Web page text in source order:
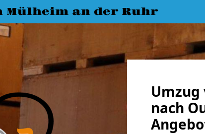
Mülheim an der Ruhr
nach